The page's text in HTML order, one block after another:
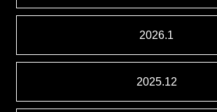
2026.1
2025.12